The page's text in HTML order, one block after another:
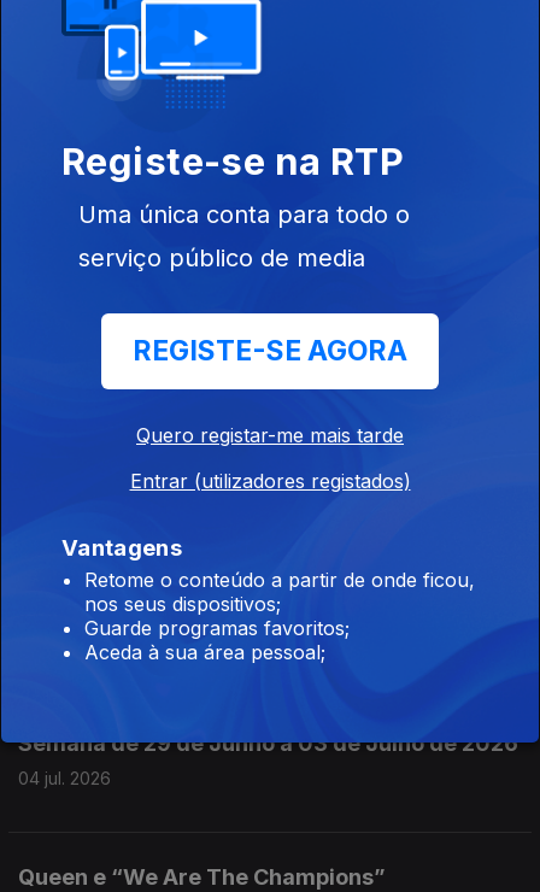
Pete Seeger e “Yankee Doodle”
10 jul. 2026
Ella Jenkins e “We Are Native American
Tribes/Sheenasha”
Johnny Cash e “Tennessee Stud”
Johnny Horton e “The Battle of New Orleans”
Jimmy Driftwood e “Peter Francisco”
06 jul. 2026
Semana de 29 de Junho a 03 de Julho de 2026
04 jul. 2026
Queen e “We Are The Champions”
Registe-se na RTP
Uma única conta para todo o
serviço público de media
REGISTE-SE AGORA
Quero registar-me mais tarde
Entrar (utilizadores registados)
Vantagens
Retome o conteúdo a partir de onde ficou,
nos seus dispositivos;
Guarde programas favoritos;
Aceda à sua área pessoal;